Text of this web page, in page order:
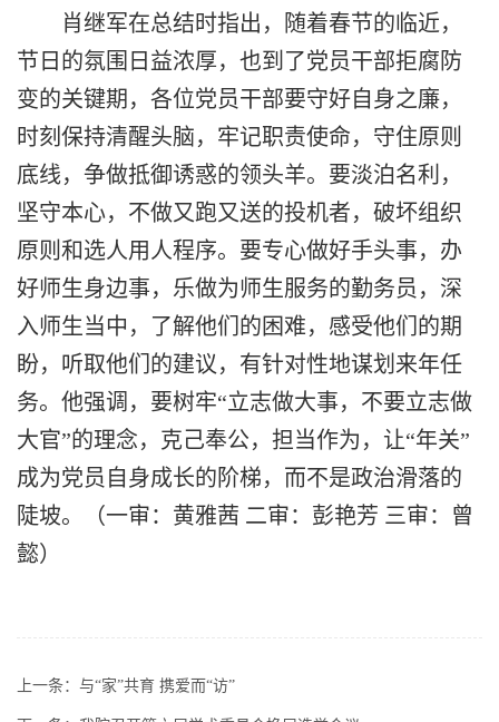
肖继军在总结时指出，
随着春节的临近，
节日的氛围日益浓厚，也到了党员干部拒腐防
变的关键期，各位党员干部要守好自身之廉，
时刻保持清醒头脑，牢记职责使命，守住原则
底线，争做抵御诱惑的领头羊。要淡泊名利，
坚守本心，不做又跑又送的投机者，破坏组织
原则和选人用人程序。要专心做好手头事，办
好师生身边事，乐做为师生服务的勤务员，深
入师生当中，了解他们的困难，感受他们的期
盼，听取他们的建议，有针对性地谋划来年任
务。他强调，要树牢“立志做大事，不要立志做
大官”的理念，克己奉公，担当作为，让“年关”
成为党员自身成长的阶梯，而不是政治滑落的
陡坡。
（一审：黄雅茜 二审：彭艳芳 三审：曾
懿）
上一条： 与“家”共育 携爱而“访”